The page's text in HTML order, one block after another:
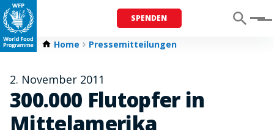
SPENDEN Menu
Home Pressemitteilungen
2. November 2011
300.000 Flutopfer in
Mittelamerika